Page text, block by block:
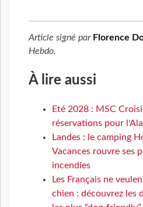
Article signé par Florence
Hebdo.
À lire aussi
Eté 2028 : MSC
réservations pour
Landes : le camping
Vacances rouvre ses
incendies
Les Français ne
chien : découvrez les